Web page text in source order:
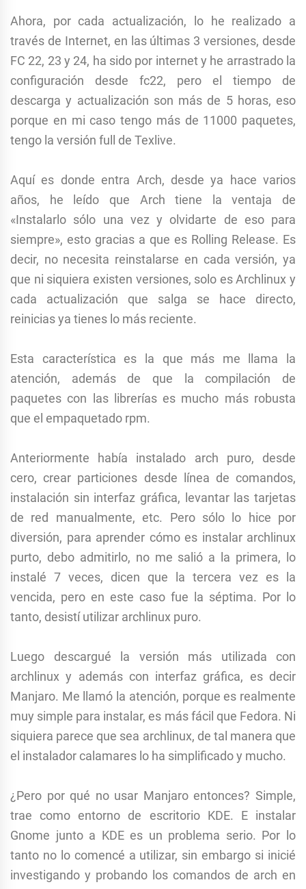
Ahora, por cada actualización, lo he realizado a
través de Internet, en las últimas 3 versiones, desde
FC 22, 23 y 24, ha sido por internet y he arrastrado la
configuración desde fc22, pero el tiempo de
descarga y actualización son más de 5 horas, eso
porque en mi caso tengo más de 11000 paquetes,
tengo la versión full de Texlive.
Aquí es donde entra Arch, desde ya hace varios
años, he leído que Arch tiene la ventaja de
«Instalarlo sólo una vez y olvidarte de eso para
siempre», esto gracias a que es Rolling Release. Es
decir, no necesita reinstalarse en cada versión, ya
que ni siquiera existen versiones, solo es Archlinux y
cada actualización que salga se hace directo,
reinicias ya tienes lo más reciente.
Esta característica es la que más me llama la
atención, además de que la compilación de
paquetes con las librerías es mucho más robusta
que el empaquetado rpm.
Anteriormente había instalado arch puro, desde
cero, crear particiones desde línea de comandos,
instalación sin interfaz gráfica, levantar las tarjetas
de red manualmente, etc. Pero sólo lo hice por
diversión, para aprender cómo es instalar archlinux
purto, debo admitirlo, no me salió a la primera, lo
instalé 7 veces, dicen que la tercera vez es la
vencida, pero en este caso fue la séptima. Por lo
tanto, desistí utilizar archlinux puro.
Luego descargué la versión más utilizada con
archlinux y además con interfaz gráfica, es decir
Manjaro. Me llamó la atención, porque es realmente
muy simple para instalar, es más fácil que Fedora. Ni
siquiera parece que sea archlinux, de tal manera que
el instalador calamares lo ha simplificado y mucho.
¿Pero por qué no usar Manjaro entonces? Simple,
trae como entorno de escritorio KDE. E instalar
Gnome junto a KDE es un problema serio. Por lo
tanto no lo comencé a utilizar, sin embargo si inicié
investigando y probando los comandos de arch en